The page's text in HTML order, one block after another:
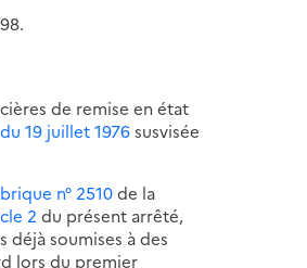
de remise en état
19 juillet 1976susvisée
n° 2510de la
2 du présent arrêté,
soumises à des
lors du premier